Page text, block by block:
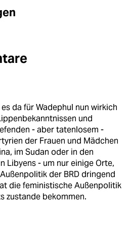
da für Wadephul nun wirkich
und
- aber tatenlosem -
der Frauen und Mädchen
im Sudan oder in den
Libyens - um nur einige Orte,
der BRD dringend
die feministische Außenpolitik
zustande bekommen.